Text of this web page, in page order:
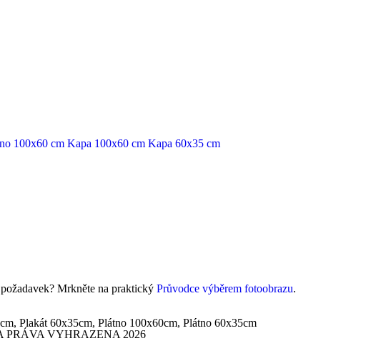
100x60 cm Kapa 100x60 cm Kapa 60x35 cm
Mrkněte na praktický Průvodce výběrem fotoobrazu.
Plakát 60x35cm, Plátno 100x60cm, Plátno 60x35cm
PRÁVA VYHRAZENA 2026